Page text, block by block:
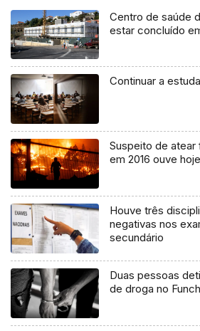
Centro de saúde
estar concluído
Continuar a
Suspeito de atear
em 2016 ouve
Houve três
negativas nos
secundário
Duas pessoas
de droga no